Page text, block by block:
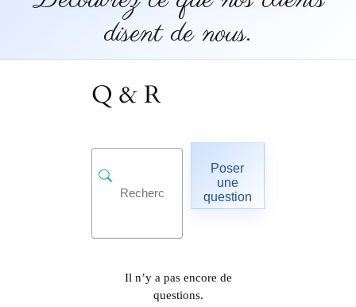
disent de nous.
Q & R
Poser
une
question
Il n’y a pas encore de
questions.